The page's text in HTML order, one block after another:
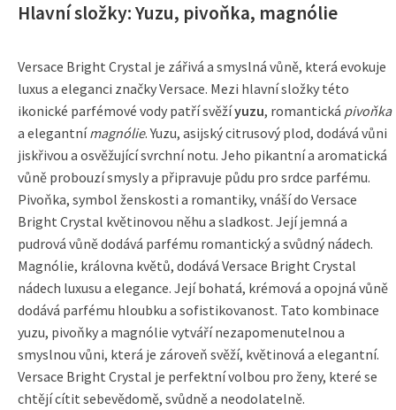
Hlavní složky: Yuzu, pivoňka, magnólie
Versace Bright Crystal je zářivá a smyslná vůně, která evokuje
luxus a eleganci značky Versace. Mezi hlavní složky této
ikonické parfémové vody patří svěžíyuzu, romantická pivoňka
a elegantnímagnólie. Yuzu, asijský citrusový plod, dodává vůni
jiskřivou a osvěžující svrchní notu. Jeho pikantní a aromatická
vůně probouzí smysly a připravuje půdu pro srdce parfému.
Pivoňka, symbol ženskosti a romantiky, vnáší do Versace
Bright Crystal květinovou něhu a sladkost. Její jemná a
pudrová vůně dodává parfému romantický a svůdný nádech.
Magnólie, královna květů, dodává Versace Bright Crystal
nádech luxusu a elegance. Její bohatá, krémová a opojná vůně
dodává parfému hloubku a sofistikovanost. Tato kombinace
yuzu, pivoňky a magnólie vytváří nezapomenutelnou a
smyslnou vůni, která je zároveň svěží, květinová a elegantní.
Versace Bright Crystal je perfektní volbou pro ženy, které se
chtějí cítit sebevědomě, svůdně a neodolatelně.